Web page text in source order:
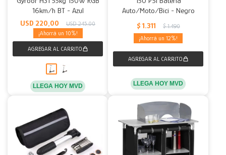
16km/h BT - Azul
USD 220,00 USD 245,00
10
LLEGA HOY MVD
Auto/Moto/Bici - Negro
$ 1.311 $ 1.490
12
LLEGA HOY MVD
Mesas
Calefactores
Acolchados y Frazadas
Fundas
Decoración
Accesorios para el hogar
Herramientas
Accesorios
Muebles Infantiles